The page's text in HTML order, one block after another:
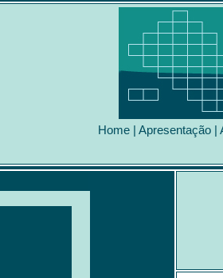
Home | Apresentação |